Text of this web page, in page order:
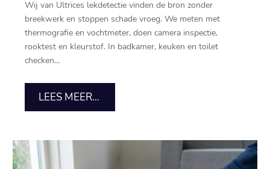
Wij van Ultrices lekdetectie vinden de bron zonder
breekwerk en stoppen schade vroeg. We meten met
thermografie en vochtmeter, doen camera inspectie,
rooktest en kleurstof. In badkamer, keuken en toilet
checken...
LEES MEER...